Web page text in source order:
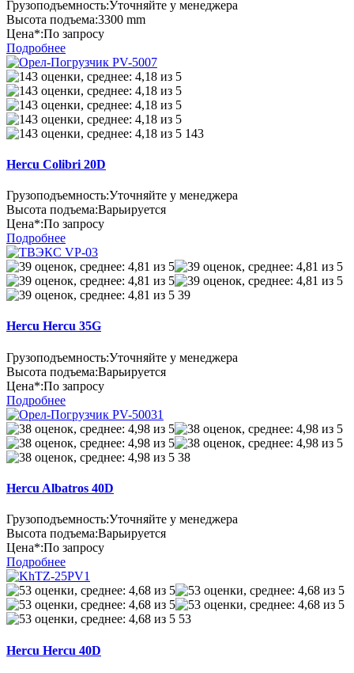
Грузоподъемность:Уточняйте у менеджера
Высота подъема:3300 mm
Цена*:По запросу
Подробнее
143
Hercu Colibri 20D
Грузоподъемность:Уточняйте у менеджера
Высота подъема:Варьируется
Цена*:По запросу
Подробнее
39
Hercu Hercu 35G
Грузоподъемность:Уточняйте у менеджера
Высота подъема:Варьируется
Цена*:По запросу
Подробнее
38
Hercu Albatros 40D
Грузоподъемность:Уточняйте у менеджера
Высота подъема:Варьируется
Цена*:По запросу
Подробнее
53
Hercu Hercu 40D